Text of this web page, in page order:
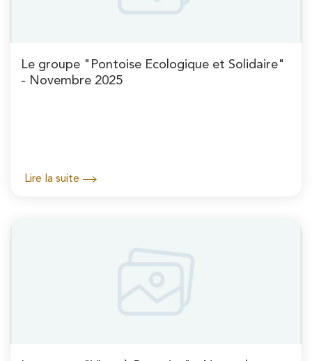
Le groupe "Pontoise Ecologique et Solidaire"
- Novembre 2025
Lire la suite